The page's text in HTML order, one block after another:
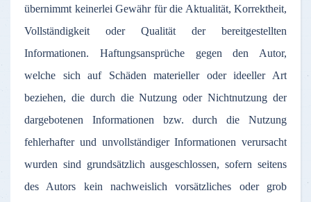
übernimmt keinerlei Gewähr fürdie Aktualität, Korrektheit,
Vollständigkeit
oder Qualität der
bereitgestellten
Informationen. Haftungsansprüche gegen den Autor,
welche
sich auf Schäden materieller oder ideellerArt
beziehen, die durch dieNutzung oder Nichtnutzung der
dargebotenen
Informationen bzw.durch dieNutzung
fehlerhafterund unvollständiger Informationen verursacht
wurden sind grundsätzlich ausgeschlossen,sofern seitens
des Autors kein nachweislich vorsätzliches oder
grob